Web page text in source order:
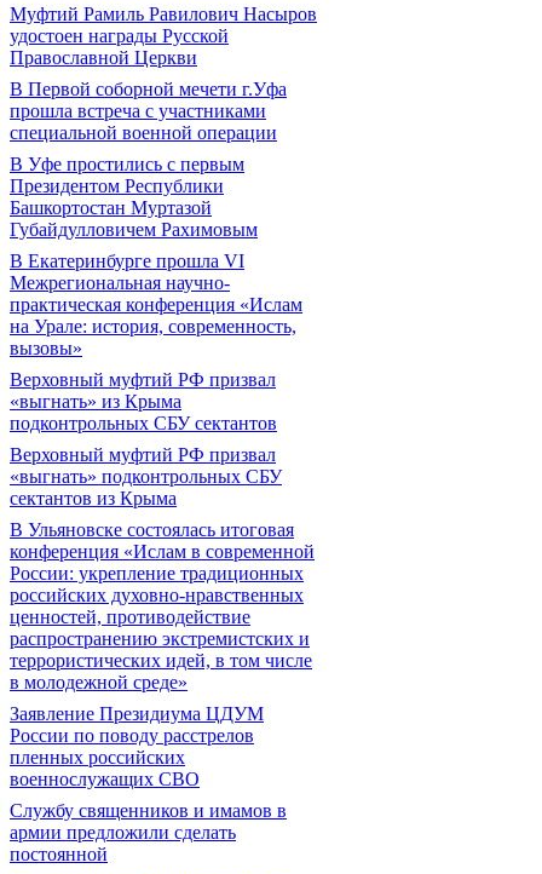
Муфтий Рамиль Равилович Насыров
удостоен награды Русской
Православной Церкви
В Первой соборной мечети г.Уфа
прошла встреча с участниками
специальной военной операции
В Уфе простились с первым
Президентом Республики
Башкортостан Муртазой
Губайдулловичем Рахимовым
В Екатеринбурге прошла VI
Межрегиональная научно-
практическая конференция «Ислам
на Урале: история, современность,
вызовы»
Верховный муфтий РФ призвал
«выгнать» из Крыма
подконтрольных СБУ сектантов
Верховный муфтий РФ призвал
«выгнать» подконтрольных СБУ
сектантов из Крыма
В Ульяновске состоялась итоговая
конференция «Ислам в современной
России: укрепление традиционных
российских духовно-нравственных
ценностей, противодействие
распространению экстремистских и
террористических идей, в том числе
в молодежной среде»
Заявление Президиума ЦДУМ
России по поводу расстрелов
пленных российских
военнослужащих СВО
Службу священников и имамов в
армии предложили сделать
постоянной